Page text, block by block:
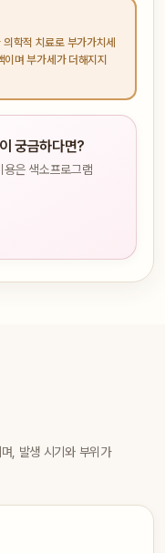
학적 치료로 부가가치세
며 부가세가 더해지지
궁금하다면?
용은 색소프로그램
, 발생 시기와 부위가